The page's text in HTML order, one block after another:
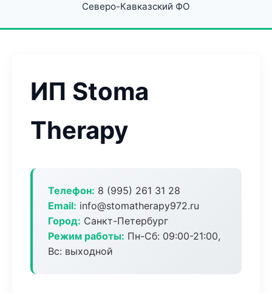
Северо-Кавказский ФО
ИП Stoma
Therapy
Телефон: 8 (995) 261 31 28
Email: info@stomatherapy972.ru
Город: Санкт-Петербург
Режим работы: Пн-Сб: 09:00-21:00,
Вс: выходной